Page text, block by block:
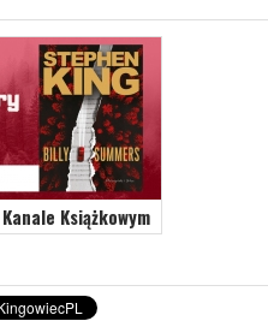
Książkowym